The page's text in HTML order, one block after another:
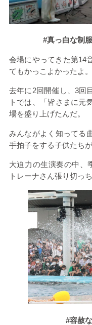
#真っ白な制
会場にやってきた第14
てもかっこよかったよ。
去年に 2回開催し、 3回
トでは、「皆さまに元
場を盛り上げたんだ。
みんながよく知ってる
手拍子をする子供たち
大迫力の生演奏の中、
トレーナさん張り切っ
#容赦